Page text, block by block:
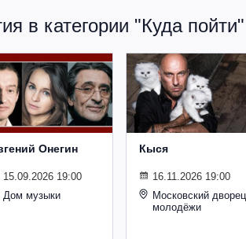
в категории "Куда пойти"
Онегин
15.09.2026 19:00
Дом музыки
Кыся
16.11.2026 19:00
Московский дворец
молодёжи